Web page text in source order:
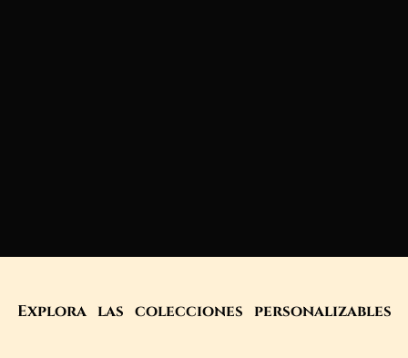
Explora las colecciones personalizables